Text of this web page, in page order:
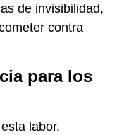
de invisibilidad,
contra
para los
labor,